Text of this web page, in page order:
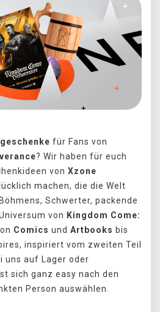
für Fans von
? Wir haben für euch
von Xzone
machen, die die Welt
Schwerter, packende
von Kingdom Come:
Comics und Artbooks bis
inspiriert vom zweiten Teil
uns auf Lager oder
sich ganz easy nach den
Person auswählen.